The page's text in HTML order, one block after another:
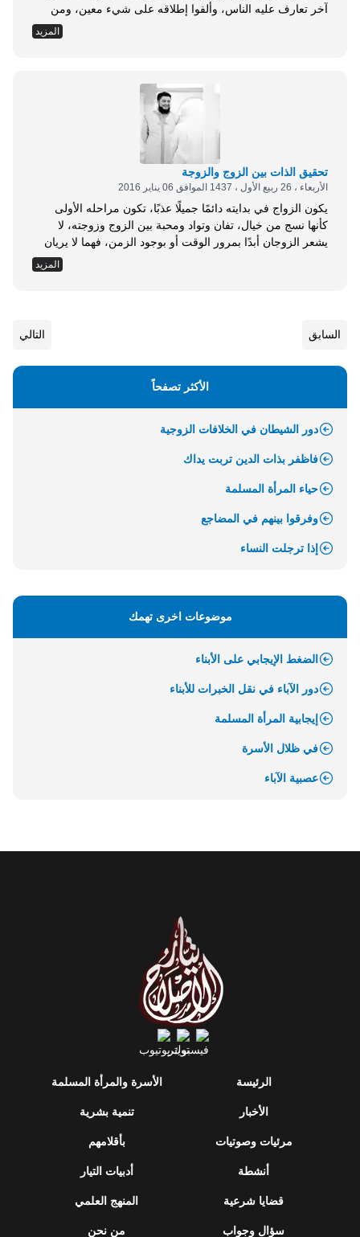
آخر تعارف عليه الناس، وألفوا إطلاقه على شيء معين، ومن
الحقيقي، كلمة آنسة. كلمة آنسة تطلق في واقعنا المعاصر على
المزيد
تحقيق الذات بين الزوج والزوجة
الأربعاء ، 26 ربيع الأول ، 1437 الموافق 06 يناير 2016
يكون الزواج في بدايته دائمًا جميلًا عذبًا، تكون مراحله الأولى
كأنها نسج من خيال، تفان وتواد ومحبة بين الزوج وزوجته، لا
يشعر الزوجان أبدًا بمرور الوقت أو بوجود الزمن، فهما لا يريان
غيرهما، ولا يهتمان إلا بهما، كأنهما يعيشان في جنة لا نصب فيها
ولا وصب، ولا كد ولا تعب، ولا شقاق ولا فراق، الزوج لا يرى إلا
المزيد
السابق التالي
الأكثر تصفحاً
دور الشيطان في الخلافات الزوجية
فاظفر بذات الدين تربت يداك
حياء المرأة المسلمة
وفرقوا بينهم في المضاجع
إذا ترجلت النساء
موضوعات اخرى تهمك
الضغط الإيجابي على الأبناء
دور الآباء في نقل الخبرات للأبناء
إيجابية المرأة المسلمة
في ظلال الأسرة
عصبية الآباء
الرئيسة
الأخبار
مرئيات وصوتيات
أنشطة
قضايا شرعية
سؤال وجواب
الأسرة والمرأة المسلمة
تنمية بشرية
بأقلامهم
أدبيات التيار
المنهج العلمي
من نحن